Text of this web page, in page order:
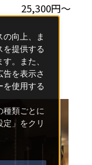
25,300円～
の向上、ま
を提供する
。また、
告を表示さ
を使用する
種類ごとに
」をクリ